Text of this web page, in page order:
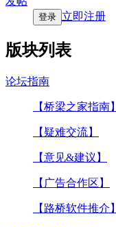
登录 立即注册
版块列表
论坛指南
【桥梁之家指南】
【疑难交流】
【意见&建议】
【广告合作区】
【路桥软件推介】